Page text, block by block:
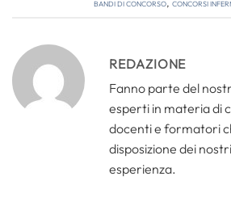
bandi di concorso, concorsi
REDAZIONE
Fanno parte del
esperti in materia di
docenti e formatori
disposizione dei
esperienza.